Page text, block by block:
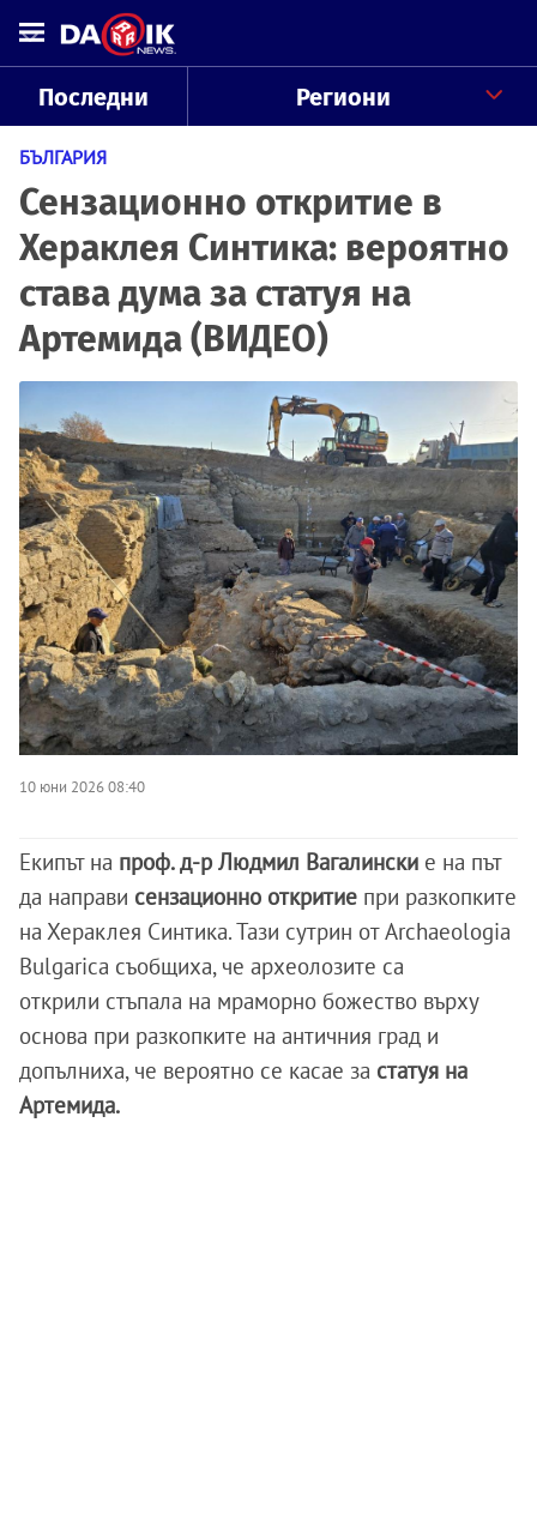
Последни Региони
БЪЛГАРИЯ
Сензационно откритие в
Хераклея Синтика: вероятно
става дума за статуя на
Артемида (ВИДЕО)
10 юни 2026 08:40
Екипът на проф. д-р Людмил Вагалински е на път
да направи сензационно откритие при разкопките
на Хераклея Синтика. Тази сутрин от Archaeologia
Bulgarica съобщиха, че археолозите са
открили стъпала на мраморно божество върху
основа при разкопките на античния град и
допълниха, че вероятно се касае за статуя на
Артемида.